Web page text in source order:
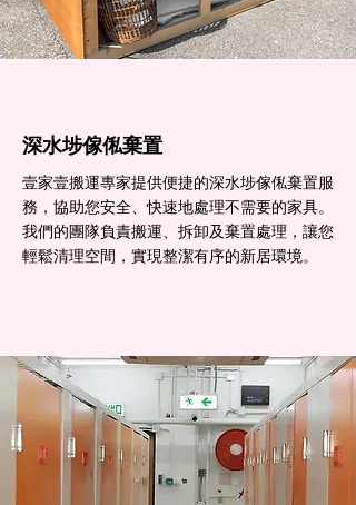
深水埗傢俬棄置
壹家壹搬運專家提供便捷的深水埗傢俬棄置服
務，協助您安全、快速地處理不需要的家具。
我們的團隊負責搬運、拆卸及棄置處理，讓您
輕鬆清理空間，實現整潔有序的新居環境。